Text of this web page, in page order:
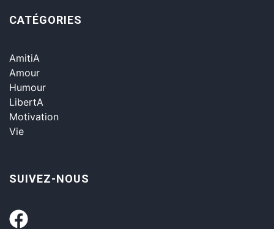
CATÉGORIES
AmitiA
Amour
Humour
LibertA
Motivation
Vie
SUIVEZ-NOUS